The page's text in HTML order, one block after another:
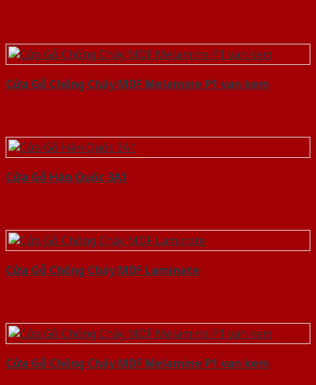
Cửa Gỗ Chống Cháy MDF Melamine P1 van kem
Cửa Gỗ Hàn Quốc 3A1
Cửa Gỗ Chống Cháy MDF Laminate
Cửa Gỗ Chống Cháy MDF Melamine P1 van kem